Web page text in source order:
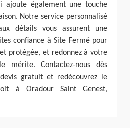
ajoute également une touche
Notre service personnalisé
détails vous assurent une
confiance à Site Fermé pour
protégée, et redonnez à votre
mérite. Contactez-nous dès
gratuit et redécouvrez le
à Oradour Saint Genest,